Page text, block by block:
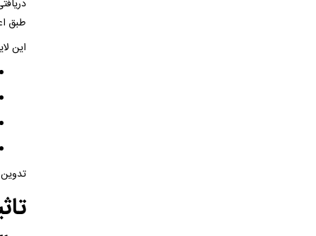
طبق اعلام
این